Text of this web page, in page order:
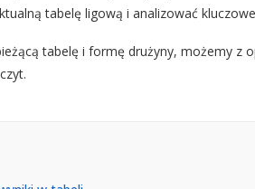
tabelę ligową i analizować
tabelę i formę drużyny, możemy z